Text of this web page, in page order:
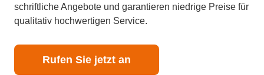
schriftliche Angebote und garantieren niedrige Preise für
qualitativ hochwertigen Service.
Rufen Sie jetzt an